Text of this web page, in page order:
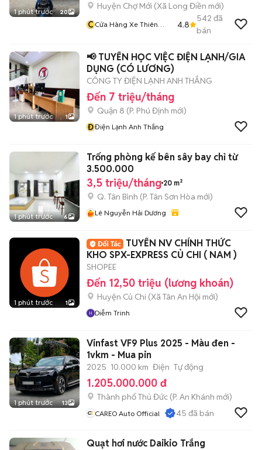
1 phút trước 20
Huyện Chợ Mới (Xã Long Điền mới)
CCửa Hàng Xe Thiên
4.8
542 đã
bán
1 phút trước 1
📢 TUYỂN HỌC VIỆC ĐIỆN LẠNH/GIA
DỤNG (CÓ LƯƠNG)
CÔNG TY ĐIỆN LẠNH ANH THẮNG
Đến 7 triệu/tháng
Quận 8 (P. Phú Định mới)
ĐĐiện Lạnh Anh Thắng
1 phút trước 6
Trống phòng kế bên sây bay chỉ từ
3.500.000
3,5 triệu/tháng 20 m²
Q. Tân Bình (P. Tân Sơn Hòa mới)
Lê Nguyễn Hải Dương
1 phút trước 1
TUYỂN NV CHÍNH THỨC
KHO SPX-EXPRESS CỦ CHI ( NAM )
SHOPEE
Đến 12,50 triệu (lương khoán)
Huyện Củ Chi (Xã Tân An Hội mới)
Diễm Trinh
1 phút trước 13
Vinfast VF9 Plus 2025 - Màu đen -
1vkm - Mua pin
2025 10.000 km Điện Tự động
1.205.000.000 đ
Thành phố Thủ Đức (P. An Khánh mới)
CAREO Auto Official 45 đã bán
Quạt hơi nước Daikio Trắng